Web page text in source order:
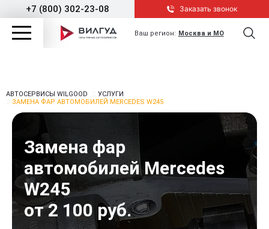
+7 (800) 302-23-08 Заказать звонок
Ваш регион: Москва и МО
АВТОСЕРВИСЫ WILGOOD
УСЛУГИ
ЗАМЕНА ФАР АВТОМОБИЛЕЙ MERCEDES W245
Замена фар
автомобилей Mercedes
W245
от 2 100 руб.